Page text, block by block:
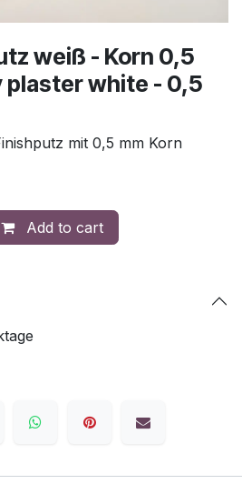
weiß - Korn 0,5
plaster white - 0,5
mit 0,5 mm Korn
Add to cart